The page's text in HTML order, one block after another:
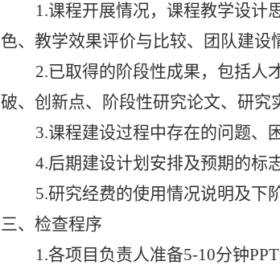
1.课程开展情况， 课程教学设计
色、教学效果评价与比较、 团队建设
2.已取得的阶段性成果，包括人
破、创新点、阶段性研究论文、研究
3.课程建设过程中存在的问题、
4.后期建设计划安排及预期的标
5.研究经费的使用情况说明及下
三、 检查程序
1.各项目 负责人准备5-10分钟